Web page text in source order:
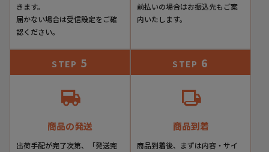
きます。
届かない場合は受信設定をご確
認ください。
前払いの場合はお振込先もご案
内いたします。
STEP 5
商品の発送
出荷手配が完了次第、「発送完
STEP 6
商品到着
商品到着後、まずは内容・サイ